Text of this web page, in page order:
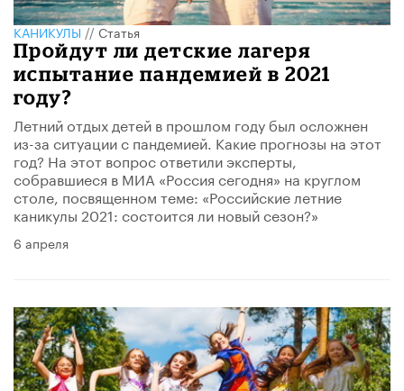
КАНИКУЛЫ//Статья
Пройдут ли детские лагеря
испытание пандемией в 2021
году?
Летний отдых детей в прошлом году был осложнен
из-за ситуации с пандемией. Какие прогнозы на этот
год? На этот вопрос ответили эксперты,
собравшиеся в МИА «Россия сегодня» на круглом
столе, посвященном теме: «Российские летние
каникулы 2021: состоится ли новый сезон?»
6 апреля